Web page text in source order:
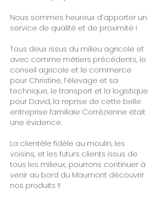
Nous sommes heureux d’apporter un
service de qualité et de proximité !
Tous deux issus du milieu agricole et
avec comme métiers précédents, le
conseil agricole et le commerce
pour Christine, l’élevage et sa
technique, le transport et la logistique
pour David, la reprise de cette belle
entreprise familiale Corrézienne était
une évidence.
La clientèle fidèle au moulin, les
voisins, et les futurs clients issus de
tous les milieux, pourrons continuer à
venir au bord du Maumont découvrir
nos produits !!